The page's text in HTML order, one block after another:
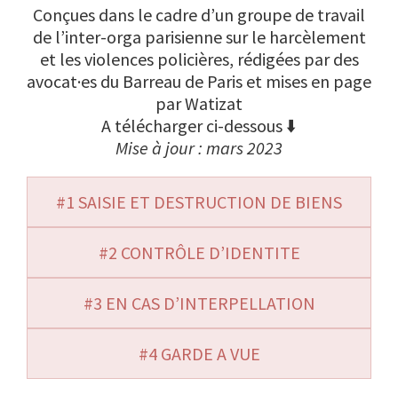
Conçues dans le cadre d’un groupe de travail
de l’inter-orga parisienne sur le harcèlement
et les violences policières, rédigées par des
avocat·es du Barreau de Paris et mises en page
par Watizat
A télécharger ci-dessous ⬇️
Mise à jour : mars 2023
#1 SAISIE ET DESTRUCTION DE BIENS
#2 CONTRÔLE D’IDENTITE
#3 EN CAS D’INTERPELLATION
#4 GARDE A VUE